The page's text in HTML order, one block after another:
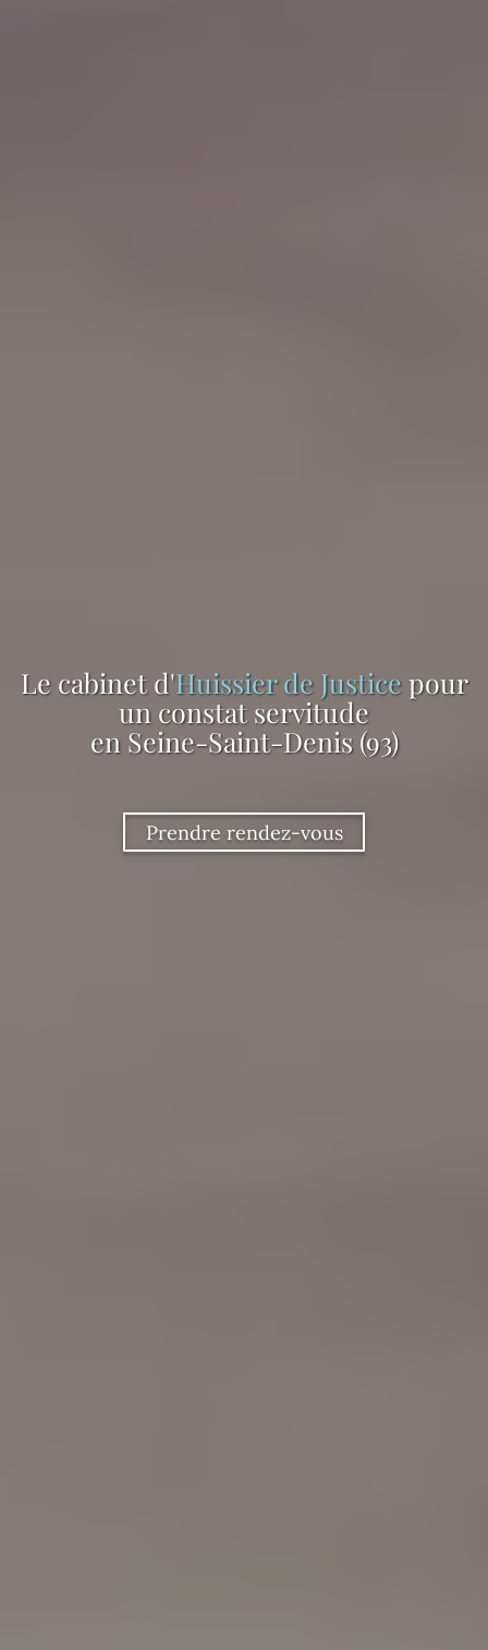
Le cabinet d'Huissier de Justicepour
un constat servitude
en Seine-Saint-Denis (93)
Prendre rendez-vous